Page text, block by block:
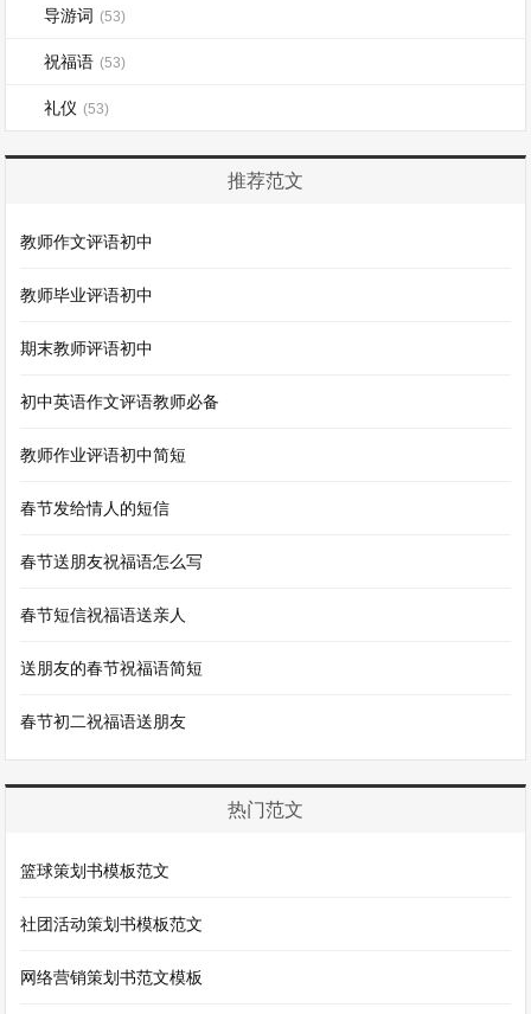
导游词 (53)
祝福语 (53)
礼仪 (53)
推荐范文
教师作文评语初中
教师毕业评语初中
期末教师评语初中
初中英语作文评语教师必备
教师作业评语初中简短
春节发给情人的短信
春节送朋友祝福语怎么写
春节短信祝福语送亲人
送朋友的春节祝福语简短
春节初二祝福语送朋友
热门范文
篮球策划书模板范文
社团活动策划书模板范文
网络营销策划书范文模板